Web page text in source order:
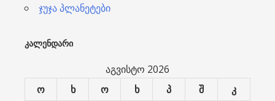
ჯუჯა პლანეტები
ᲙᲐᲚᲔᲜᲓᲐᲠᲘ
აგვისტო 2026
ო
ხ ო ხ პ შ კ